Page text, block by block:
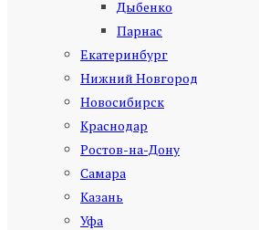
Дыбенко
Парнас
Екатеринбург
Нижний Новгород
Новосибирск
Краснодар
Ростов-на-Дону
Самара
Казань
Уфа